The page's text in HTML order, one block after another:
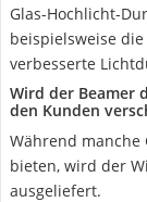
Glas-Hochlicht-
beispielsweise
verbesserte
Wird der Beamer
den Kunden
Während manche
bieten, wird der
ausgeliefert.